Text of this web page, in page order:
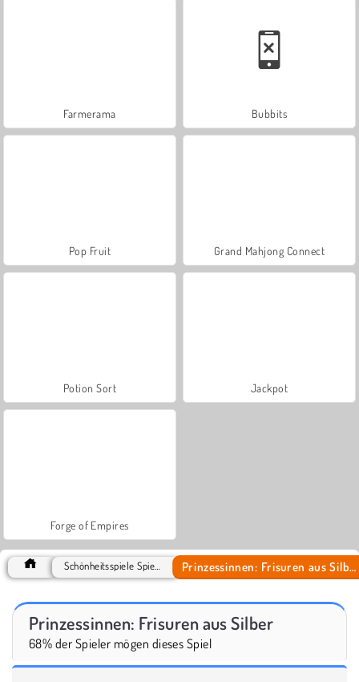
Farmerama Bubbits
Pop Fruit Grand Mahjong Connect
Potion Sort Jackpot
Forge of Empires
Prinzessinnen: Frisuren aus Silber
68% der Spieler mögen dieses Spiel